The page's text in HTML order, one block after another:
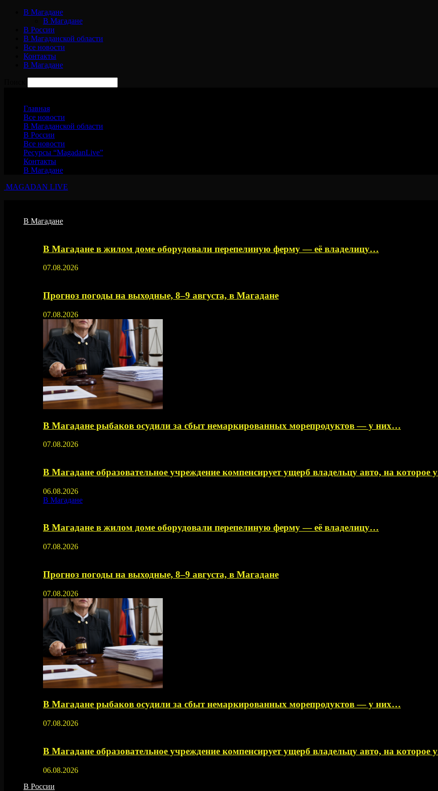
В Магадане
В Магадане
В России
В Магаданской области
Все новости
Контакты
В Магадане
Главная
Все новости
В Магаданской области
В России
Все новости
Ресурсы “MagadanLive”
Контакты
В Магадане
MAGADAN LIVE
В Магадане
В Магадане в жилом доме оборудовали перепелиную ферму — её владелицу…
07.08.2026
Прогноз погоды на выходные, 8–9 августа, в Магадане
07.08.2026
В Магадане рыбаков осудили за сбыт немаркированных морепродуктов — у них…
07.08.2026
В Магадане образовательное учреждение компенсирует ущерб владельцу авто, на которое
06.08.2026
В Магадане
В Магадане в жилом доме оборудовали перепелиную ферму — её владелицу…
07.08.2026
Прогноз погоды на выходные, 8–9 августа, в Магадане
07.08.2026
В Магадане рыбаков осудили за сбыт немаркированных морепродуктов — у них…
07.08.2026
В Магадане образовательное учреждение компенсирует ущерб владельцу авто, на которое
06.08.2026
В России